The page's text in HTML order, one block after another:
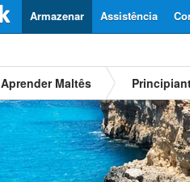
Assistência
Armazenar
Aprender Maltês